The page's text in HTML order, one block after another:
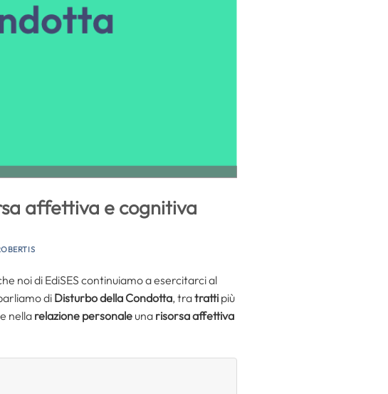
affettiva e cognitiva
noi di EdiSES continuiamo a esercitarci al
di Disturbo della Condotta, tratratti più
e nella relazione personale una risorsa affettiva